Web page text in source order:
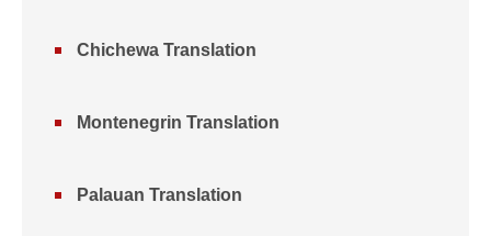
Chichewa Translation
Montenegrin Translation
Palauan Translation